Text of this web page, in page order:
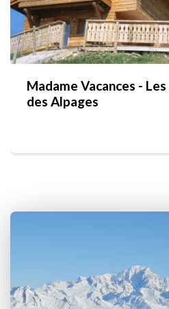
Madame Vacances -
des Alpages